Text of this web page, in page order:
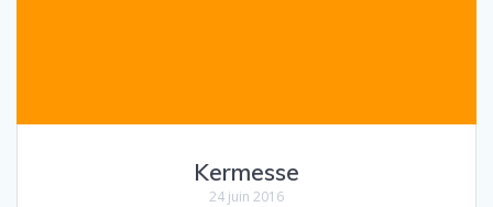
Kermesse
24 juin 2016